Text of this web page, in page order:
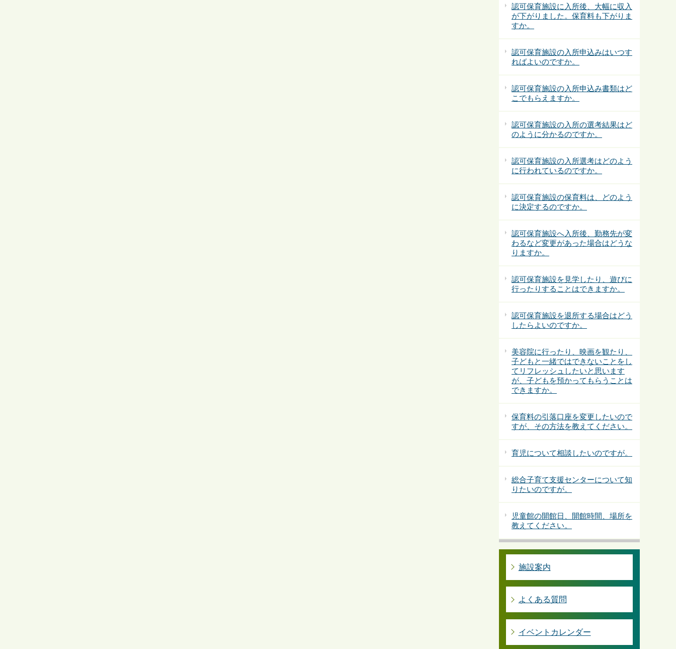
認可保育施設に入所後、大幅に収入
が下がりました。保育料も下がりま
すか。
認可保育施設の入所申込みはいつす
ればよいのですか。
認可保育施設の入所申込み書類はど
こでもらえますか。
認可保育施設の入所の選考結果はど
のように分かるのですか。
認可保育施設の入所選考はどのよう
に行われているのですか。
認可保育施設の保育料は、どのよう
に決定するのですか。
認可保育施設へ入所後、勤務先が変
わるなど変更があった場合はどうな
りますか。
認可保育施設を見学したり、遊びに
行ったりすることはできますか。
認可保育施設を退所する場合はどう
したらよいのですか。
美容院に行ったり、映画を観たり、
子どもと一緒ではできないことをし
てリフレッシュしたいと思います
が、子どもを預かってもらうことは
できますか。
保育料の引落口座を変更したいので
すが、その方法を教えてください。
育児について相談したいのですが。
総合子育て支援センターについて知
りたいのですが。
児童館の開館日、開館時間、場所を
教えてください。
施設案内
よくある質問
イベントカレンダー